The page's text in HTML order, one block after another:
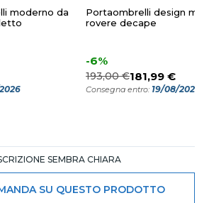
moderno da
Portaombrelli design
rovere decape
-6%
193,00 €181,99 €
Consegna entro: 19/08/2026
SEMBRA CHIARA
SU QUESTO PRODOTTO